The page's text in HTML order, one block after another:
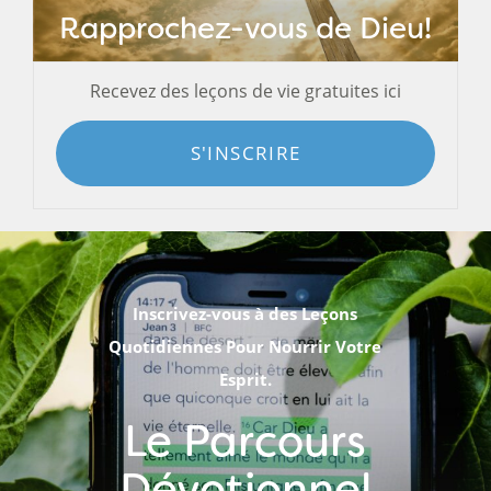
Rapprochez-vous de Dieu!
Recevez des leçons de vie gratuites ici
S'INSCRIRE
Inscrivez-vous à des Leçons
Quotidiennes Pour Nourrir Votre
Esprit.
Le Parcours